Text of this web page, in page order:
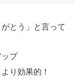
とう」と言って
プ
り効果的！